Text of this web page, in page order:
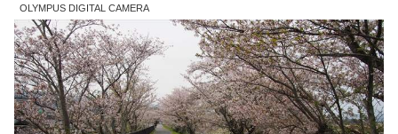
OLYMPUS DIGITAL CAMERA